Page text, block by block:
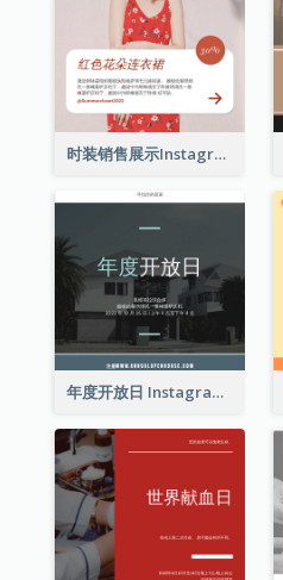
时装销售展示Instagram帖子
年度开放日 Instagram 帖子